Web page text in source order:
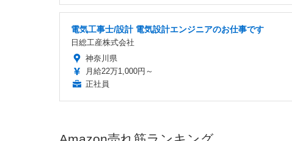
電気工事士/設計 電気設計エンジニアのお仕事です
日総工産株式会社
神奈川県
月給22万1,000円～
正社員